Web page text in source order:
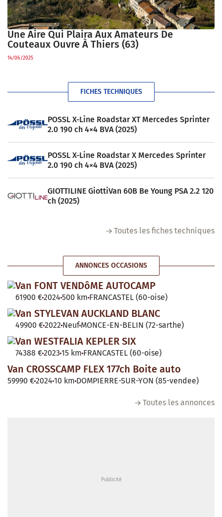
Une Aire Qui Plaira Aux Amateurs De
Couteaux Ouvre À Thiers (63)
14/06/2025
FICHES TECHNIQUES
POSSL X-Line Roadstar XT Mercedes Sprinter
2.0 190 ch 4×4 BVA (2025)
POSSL X-Line Roadstar X Mercedes Sprinter
2.0 190 ch 4×4 BVA (2025)
GIOTTILINE GiottiVan 60B Be Young PSA 2.2 120
ch (2025)
Toutes les fiches techniques
ANNONCES OCCASIONS
Van FONT VENDôME AUTOCAMP
61900 €2024 500 km FRANCASTEL (60-oise)
Van STYLEVAN AUCKLAND BLANC
49900 €2022 Neuf MONCE-EN-BELIN (72-sarthe)
Van WESTFALIA KEPLER SIX
74388 €2023 15 km FRANCASTEL (60-oise)
Van CROSSCAMP FLEX 177ch Boite auto
59990 €2024 10 km DOMPIERRE-SUR-YON (85-vendee)
Toutes les annonces